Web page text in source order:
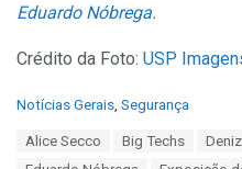
Eduardo Nóbrega.
Crédito da Foto: USP
C
Notícias Gerais Segurança
Alice Secco Big Techs